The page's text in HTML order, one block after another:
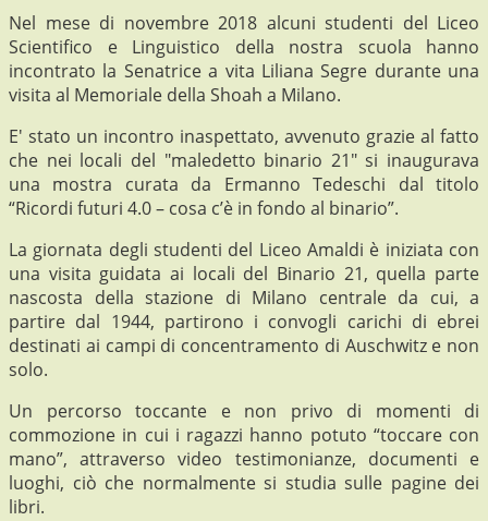
Nel mese di novembre 2018 alcuni studenti del Liceo
Scientifico e Linguistico della nostra scuola hanno
incontrato la Senatrice a vita Liliana Segre durante una
visita al Memoriale della Shoah a Milano.
E' stato un incontro inaspettato, avvenuto grazie al fatto
che nei locali del "maledetto binario 21" si inaugurava
una mostra curata da Ermanno Tedeschi dal titolo
“Ricordi futuri 4.0 – cosa c’è in fondo al binario”.
La giornata degli studenti del Liceo Amaldi è iniziata con
una visita guidata ai locali del Binario 21, quella parte
nascosta della stazione di Milano centrale da cui, a
partire dal 1944, partirono i convogli carichi di ebrei
destinati ai campi di concentramento di Auschwitz e non
solo.
Un percorso toccante e non privo di momenti di
commozione in cui i ragazzi hanno potuto “toccare con
mano”, attraverso video testimonianze, documenti e
luoghi, ciò che normalmente si studia sulle pagine dei
libri.